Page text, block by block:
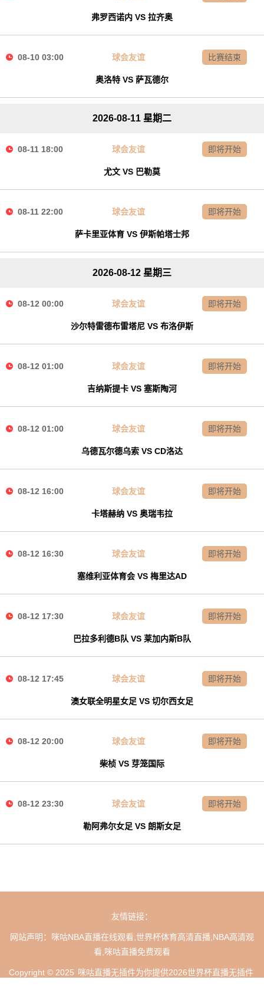
弗罗西诺内 VS 拉齐奥
08-10 03:00 球会友谊
奥洛特 VS 萨瓦德尔
比赛结束
2026-08-11 星期二
08-11 18:00 球会友谊
尤文 VS 巴勒莫
即将开始
08-11 22:00 球会友谊
萨卡里亚体育 VS 伊斯帕塔士邦
即将开始
2026-08-12 星期三
08-12 00:00 球会友谊
沙尔特雷德布雷塔尼 VS 布洛伊斯
即将开始
08-12 01:00 球会友谊
吉纳斯提卡 VS 塞斯陶河
即将开始
08-12 01:00 球会友谊
乌德瓦尔德乌索 VS CD洛达
即将开始
08-12 16:00 球会友谊
卡塔赫纳 VS 奥瑞韦拉
即将开始
08-12 16:30 球会友谊
塞维利亚体育会 VS 梅里达AD
即将开始
08-12 17:30 球会友谊
巴拉多利德B队 VS 莱加内斯B队
即将开始
08-12 17:45 球会友谊
澳女联全明星女足 VS 切尔西女足
即将开始
08-12 20:00 球会友谊
柴桢 VS 芽笼国际
即将开始
08-12 23:30 球会友谊
勒阿弗尔女足 VS 朗斯女足
即将开始
友情链接：
网站声明：咪咕NBA直播在线观看,世界杯体育高清直播,NBA高清观
看,咪咕直播免费观看
Copyright © 2025 咪咕直播无插件为你提供2026世界杯直播无插件